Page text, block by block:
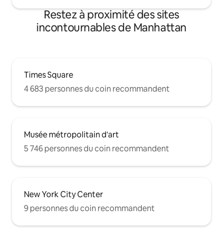
Restez à proximité des sites
incontournables de Manhattan
Times Square
4 683 personnes du coin recommandent
Musée métropolitain d'art
5 746 personnes du coin recommandent
New York City Center
9 personnes du coin recommandent